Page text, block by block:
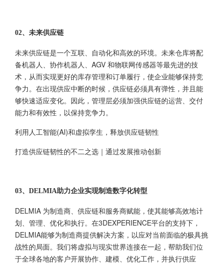
02、未来供应链
未来供应链是一个互联、自动化和高效的环境。未来仓库将配
备机器人、协作机器人、AGV 和物联网传感器等最先进的技
术，从而实现更好的库存管理和订单履行，使企业能够保持竞
争力。在出现供应中断的时候，供应链必须具有弹性，并且能
够快速适应变化。因此，管理层必须加强供应链的运营、交付
能力和有效性，以保持竞争力。
利用人工智能(AI)和虚拟孪生，释放供应链韧性
打造供应链韧性的不二之选｜通过发展推动创新
03、DELMIA助力企业实现制造数字化转型
DELMIA 为制造商、供应链和服务商赋能，使其能够高效地计
划、管理、优化和执行。在3DEXPERIENCE平台的支持下，
DELMIA能够为制造商提供解决方案，以应对当前面临的极具挑
战性的局面。我们将虚拟与现实世界连接在一起，帮助我们位
于全球各地的客户开展协作、建模、优化工作，并执行供应